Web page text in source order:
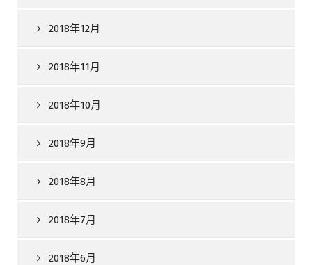
2018年12月
2018年11月
2018年10月
2018年9月
2018年8月
2018年7月
2018年6月